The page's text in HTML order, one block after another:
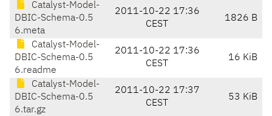
Catalyst-Model-
DBIC-Schema-0.5
6.meta
2011-10-22 17:36
CEST
1826 B
Catalyst-Model-
DBIC-Schema-0.5
6.readme
2011-10-22 17:36
CEST
16 KiB
Catalyst-Model-
DBIC-Schema-0.5
6.tar.gz
2011-10-22 17:37
CEST
53 KiB